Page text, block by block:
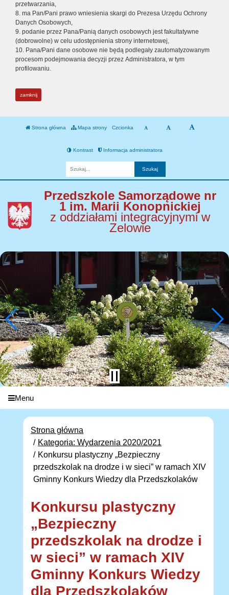
przetwarzania,
8. ma Pan/Pani prawo wniesienia skargi do Prezesa Urzędu Ochrony
Danych Osobowych,
9. podanie przez Pana/Panią danych osobowych jest fakultatywne
(dobrowolne) w celu udostępnienia strony internetowej,
10. Pana/Pani dane osobowe nie będą podlegały zautomatyzowanym
procesom podejmowania decyzji przez Administratora, w tym
profilowaniu.
zamknij
Strona główna Mapa strony Czcionka
Kontrast Informacja administratora
Przedszkole Samorządowe nr
1 im. Marii Konopnickiej
z oddziałami integracyjnymi w
Zelowie
Menu
Strona główna
Kategoria: Wydarzenia 2020/2021
Konkursu plastyczny „Bezpieczny
przedszkolak na drodze i w sieci” w ramach XIV
Gminny Konkurs Wiedzy dla Przedszkolaków
Konkursu plastyczny
„Bezpieczny
przedszkolak na drodze i
w sieci” w ramach XIV
Gminny Konkurs Wiedzy
dla Przedszkolaków